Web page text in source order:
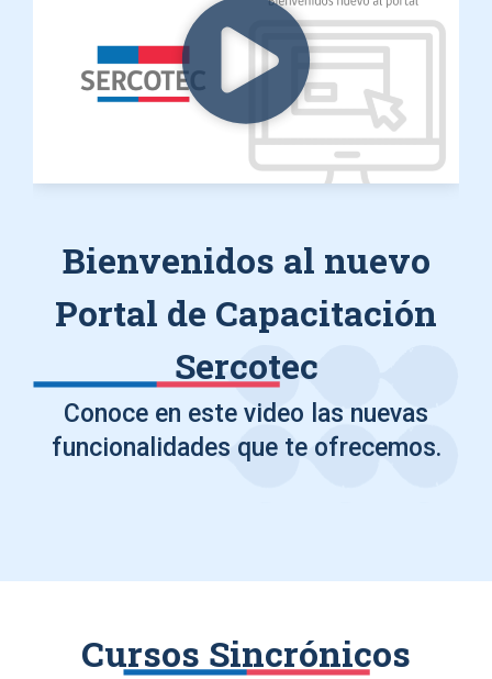
Bienvenidos al nuevo
Portal de Capacitación
Sercotec
Conoce en este video las nuevas
funcionalidades que te ofrecemos.
Cursos Sincrónicos